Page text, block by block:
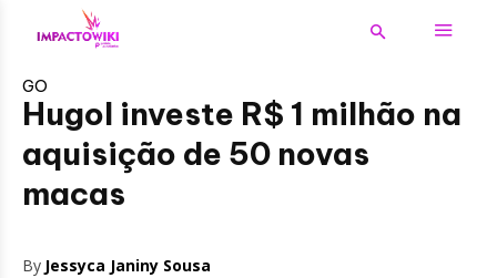
GO
Hugol investe R$ 1 milhão na
aquisição de 50 novas
macas
By Jessyca Janiny Sousa